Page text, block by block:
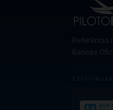
Referência
Bancas